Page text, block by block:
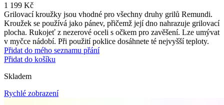
1 199 Kč
Grilovací kroužky jsou vhodné pro všechny druhy grilů Remundi.
Kroužek se používá jako pánev, přičemž její dno nahrazuje grilovací
plocha. Rukojeť z nezerové oceli s očkem pro zavěšení. Lze umývat
v myčce nádobí. Při použití poklice dosáhnete té nejvyšší teploty.
Přidat do mého seznamu přání
Přidat do košíku
Skladem
Rychlé zobrazení